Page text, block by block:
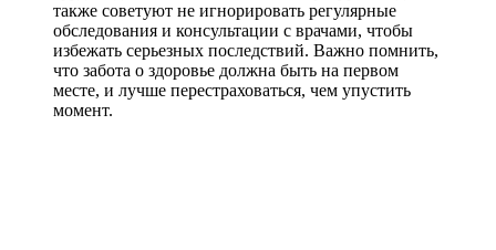
также советуют не игнорировать регулярные
обследования и консультации с врачами, чтобы
избежать серьезных последствий. Важно помнить,
что забота о здоровье должна быть на первом
месте, и лучше перестраховаться, чем упустить
момент.